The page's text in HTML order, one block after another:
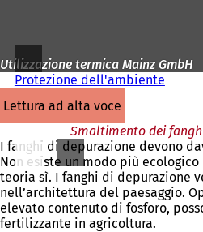
Utilizzazione termica Mainz GmbH
Protezione dell'ambiente
lettura ad alta voce
Smaltimento dei
I fanghi di depurazione devono
Non esiste un modo più ecologico
teoria sì. I fanghi di depurazione
nell’architettura del paesaggio.
elevato contenuto di fosforo,
fertilizzante in agricoltura.